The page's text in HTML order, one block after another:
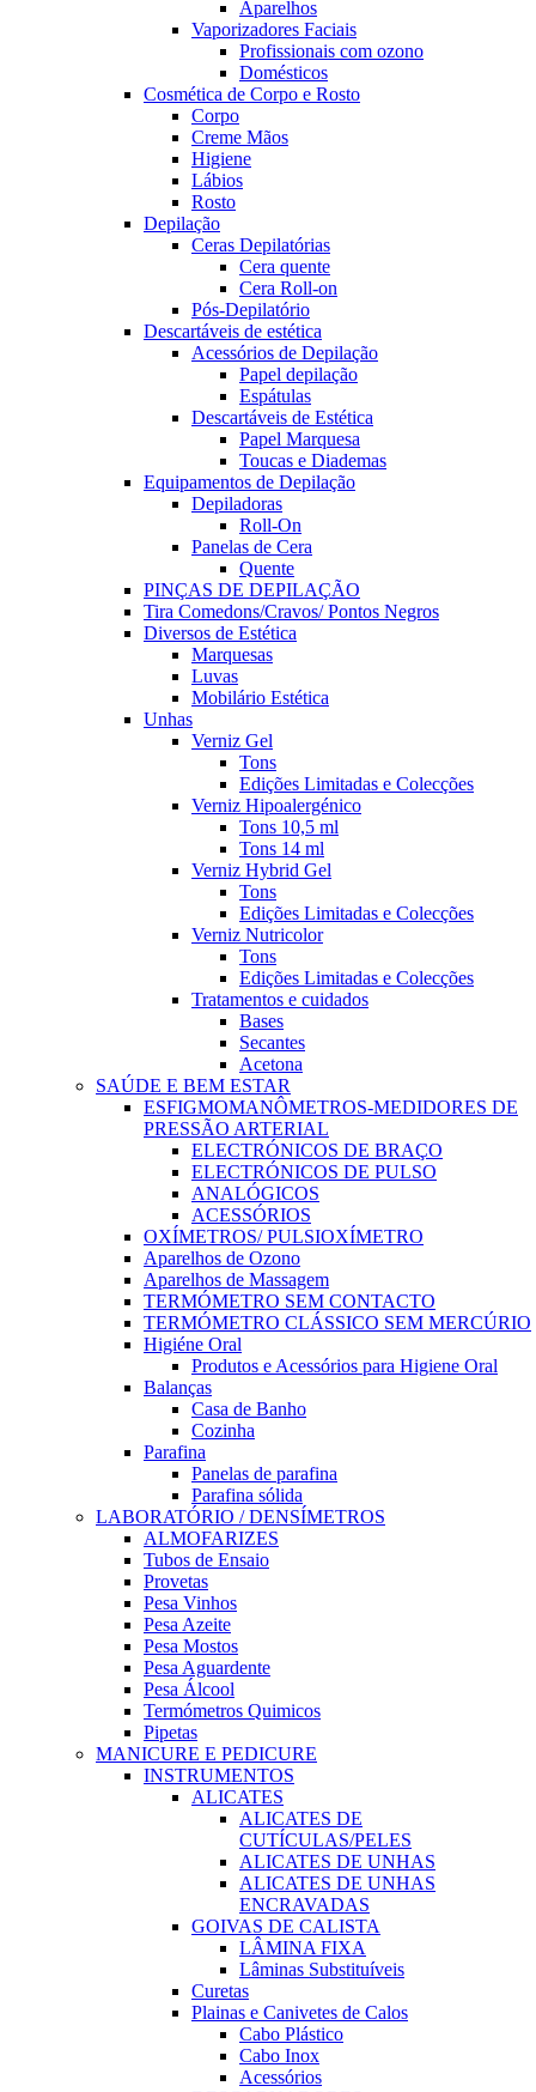
Aparelhos
Vaporizadores Faciais
Profissionais com ozono
Domésticos
Cosmética de Corpo e Rosto
Corpo
Creme Mãos
Higiene
Lábios
Rosto
Depilação
Ceras Depilatórias
Cera quente
Cera Roll-on
Pós-Depilatório
Descartáveis de estética
Acessórios de Depilação
Papel depilação
Espátulas
Descartáveis de Estética
Papel Marquesa
Toucas e Diademas
Equipamentos de Depilação
Depiladoras
Roll-On
Panelas de Cera
Quente
PINÇAS DE DEPILAÇÃO
Tira Comedons/Cravos/ Pontos Negros
Diversos de Estética
Marquesas
Luvas
Mobilário Estética
Unhas
Verniz Gel
Tons
Edições Limitadas e Colecções
Verniz Hipoalergénico
Tons 10,5 ml
Tons 14 ml
Verniz Hybrid Gel
Tons
Edições Limitadas e Colecções
Verniz Nutricolor
Tons
Edições Limitadas e Colecções
Tratamentos e cuidados
Bases
Secantes
Acetona
SAÚDE E BEM ESTAR
ESFIGMOMANÔMETROS-MEDIDORES DE
PRESSÃO ARTERIAL
ELECTRÓNICOS DE BRAÇO
ELECTRÓNICOS DE PULSO
ANALÓGICOS
ACESSÓRIOS
OXÍMETROS/ PULSIOXÍMETRO
Aparelhos de Ozono
Aparelhos de Massagem
TERMÓMETRO SEM CONTACTO
TERMÓMETRO CLÁSSICO SEM MERCÚRIO
Higiéne Oral
Produtos e Acessórios para Higiene Oral
Balanças
Casa de Banho
Cozinha
Parafina
Panelas de parafina
Parafina sólida
LABORATÓRIO / DENSÍMETROS
ALMOFARIZES
Tubos de Ensaio
Provetas
Pesa Vinhos
Pesa Azeite
Pesa Mostos
Pesa Aguardente
Pesa Álcool
Termómetros Quimicos
Pipetas
MANICURE E PEDICURE
INSTRUMENTOS
ALICATES
ALICATES DE
CUTÍCULAS/PELES
ALICATES DE UNHAS
ALICATES DE UNHAS
ENCRAVADAS
GOIVAS DE CALISTA
LÂMINA FIXA
Lâminas Substituíveis
Curetas
Plainas e Canivetes de Calos
Cabo Plástico
Cabo Inox
Acessórios